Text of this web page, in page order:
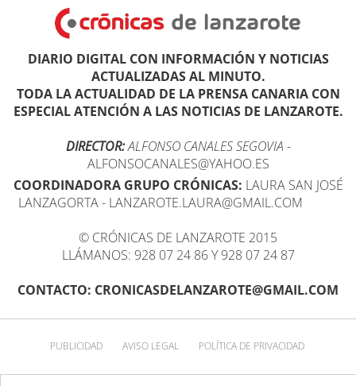
DIARIO DIGITAL CON INFORMACIÓN Y NOTICIAS
ACTUALIZADAS AL MINUTO.
TODA LA ACTUALIDAD DE LA PRENSA CANARIA CON
ESPECIAL ATENCIÓN A LAS NOTICIAS DE LANZAROTE.
DIRECTOR:ALFONSO CANALES SEGOVIA -
ALFONSOCANALES@YAHOO.ES
COORDINADORA GRUPO CRÓNICAS: LAURA SAN JOSÉ
LANZAGORTA - LANZAROTE.LAURA@GMAIL.COM
© CRÓNICAS DE LANZAROTE 2015
LLÁMANOS: 928 07 24 86 Y 928 07 24 87
CONTACTO: CRONICASDELANZAROTE@GMAIL.COM
PUBLICIDAD AVISO LEGAL POLÍTICA DE PRIVACIDAD